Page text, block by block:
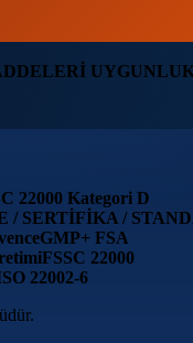
22000 Kategori D
/ SERTİFİKA /
GMP+ FSA
FSSC 22000
22002-6